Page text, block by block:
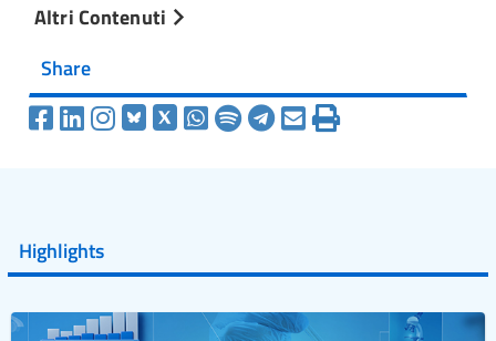
Altri Contenuti
Share
Highlights